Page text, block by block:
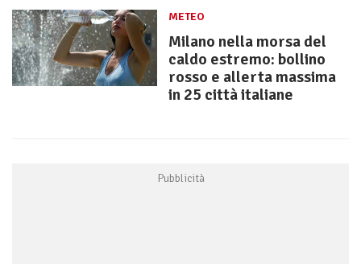
METEO
Milano nella morsa del
caldo estremo: bollino
rosso e allerta massima
in 25 città italiane